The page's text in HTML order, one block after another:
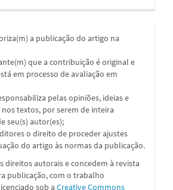
a publicação do artigo na
que a contribuição é original e
em processo de avaliação em
pelas opiniões, ideias e
textos, por serem de inteira
seu(s) autor(es);
o direito de proceder ajustes
do artigo às normas da publicação.
direitos autorais e concedem à revista
publicação, com o trabalho
sob a Creative Commons